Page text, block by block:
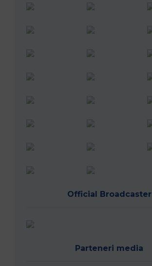
Official Broadcaster
Parteneri media